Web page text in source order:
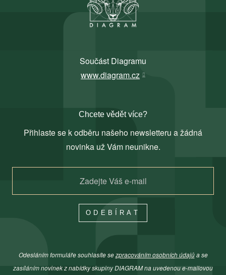
Součást Diagramu
www.diagram.cz
Chcete vědět více?
Přihlaste se k odběru našeho newsletteru a žádná
novinka už Vám neunikne.
ODEBÍRAT
Odesláním formuláře souhlasíte sezpracováním osobních údajůa se
zasíláním novinek z nabídky skupiny DIAGRAM na uvedenou e-mailovou